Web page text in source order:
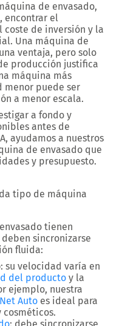
de envasado,
encontrar el
de inversión y la
Una máquina de
ventaja, pero solo
producción justifica
máquina más
menor puede ser
a menor escala.
a fondo y
antes de
ayudamos a nuestros
de envasado que
y presupuesto.
tipo de máquina
tienen
sincronizarse
fluida:
: su velocidad varía en
del producto y la
ejemplo, nuestra
Auto es ideal para